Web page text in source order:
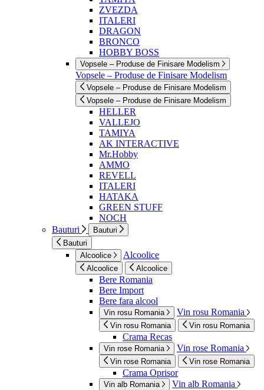
ZVEZDA
ITALERI
DRAGON
BRONCO
HOBBY BOSS
Vopsele – Produse de Finisare Modelism
Vopsele – Produse de Finisare Modelism
Vopsele – Produse de Finisare Modelism
Vopsele – Produse de Finisare Modelism
HELLER
VALLEJO
TAMIYA
AK INTERACTIVE
Mr.Hobby
AMMO
REVELL
ITALERI
HATAKA
GREEN STUFF
NOCH
Bauturi
Bauturi
Bauturi
Alcoolice
Alcoolice
Alcoolice Alcoolice
Bere Romania
Bere Import
Bere fara alcool
Vin rosu Romania Vin rosu Romania
Vin rosu Romania Vin rosu Romania
Crama Recas
Vin rose Romania Vin rose Romania
Vin rose Romania Vin rose Romania
Crama Oprisor
Vin alb Romania Vin alb Romania